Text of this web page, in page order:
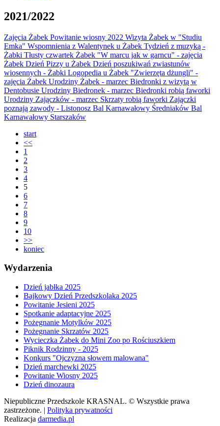
2021/2022
Zajęcia Żabek Powitanie wiosny 2022 Wizyta Żabek w "Studiu
Emka" Wspomnienia z Walentynek u Żabek Tydzień z muzyką -
Żabki Tłusty czwartek Żabek "W marcu jak w garncu" - zajęcia
Żabek Dzień Pizzy u Żabek Dzień poszukiwań zwiastunów
wiosennych - Żabki Logopedia u Żabek "Zwierzęta dżungli" -
zajęcia Żabek Urodziny Żabek - marzec Biedronki z wizytą w
Dentobusie Urodziny Biedronek - marzec Biedronki robią faworki
Urodziny Zajączków - marzec Skrzaty robią faworki Zajączki
poznają zawody - Listonosz Bal Karnawałowy Średniaków Bal
Karnawałowy Starszaków
start
<<
1
2
3
4
5
6
7
8
9
10
>>
koniec
Wydarzenia
Dzień jabłka 2025
Bajkowy Dzień Przedszkolaka 2025
Powitanie Jesieni 2025
Spotkanie adaptacyjne 2025
Pożegnanie Motylków 2025
Pożegnanie Skrzatów 2025
Wycieczka Żabek do Mini Zoo po Rościuszkiem
Piknik Rodzinny - 2025
Konkurs "Ojczyzna słowem malowana"
Dzień marchewki 2025
Powitanie Wiosny 2025
Dzień dinozaura
Niepubliczne Przedszkole KRASNAL. © Wszystkie prawa
zastrzeżone. | Polityka prywatności
Realizacja darmedia.pl